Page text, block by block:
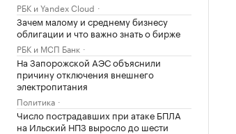
РБК и Yandex Cloud
Зачем малому и среднему бизнесу
облигации и что важно знать о бирже
РБК и МСП Банк
На Запорожской АЭС объяснили
причину отключения внешнего
электропитания
Политика
Число пострадавших при атаке БПЛА
на Ильский НПЗ выросло до шести